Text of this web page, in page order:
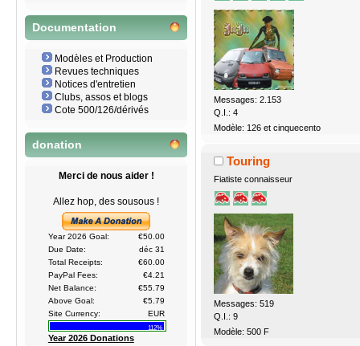
Documentation
Modèles et Production
Revues techniques
Notices d'entretien
Clubs, assos et blogs
Cote 500/126/dérivés
donation
Merci de nous aider !
Allez hop, des sousous !
Year 2026 Goal:
€50.00
Due Date:
déc 31
Total Receipts:
€60.00
PayPal Fees:
€4.21
Net Balance:
€55.79
Above Goal:
€5.79
Site Currency:
EUR
112%
Year 2026 Donations
Messages: 2.153
Q.I.: 4
Modèle: 126 et cinquecento
Touring
Fiatiste connaisseur
Messages: 519
Q.I.: 9
Modèle: 500 F